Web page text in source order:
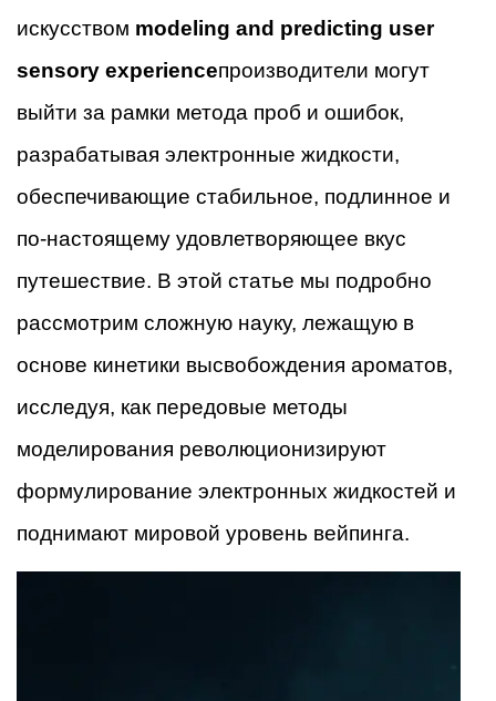
искусством modeling and predicting user
sensory experienceпроизводители могут
выйти за рамки метода проб и ошибок,
разрабатывая электронные жидкости,
обеспечивающие стабильное, подлинное и
по-настоящему удовлетворяющее вкус
путешествие. В этой статье мы подробно
рассмотрим сложную науку, лежащую в
основе кинетики высвобождения ароматов,
исследуя, как передовые методы
моделирования революционизируют
формулирование электронных жидкостей и
поднимают мировой уровень вейпинга.